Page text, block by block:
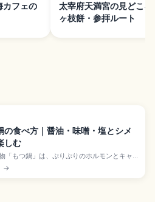
カフェの
太宰府天満宮の見どころ
ヶ枝餅・参拝ルート
の食べ方｜醤油・味噌・塩とシメ
しむ
「もつ鍋」は、ぷりぷりのホルモンとキャ
ラを濃厚スープで煮込む鍋料理。醤油・味
ど味の違い、失敗しない頼み方、最後のシ
→